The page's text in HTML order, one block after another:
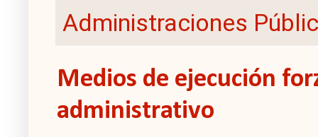
Administraciones
Medios de ejecución
administrativo